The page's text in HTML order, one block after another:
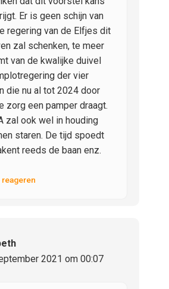
Er is geen schijn van
regering van de Elfjes dit
zal schenken, te meer
van de kwalijke duivel
der vier
die nu al tot 2024 door
zorg een pamper draagt.
zal ook wel in houding
staren. De tijd spoedt
reeds de baan enz.
reageren
2021 om 00:07